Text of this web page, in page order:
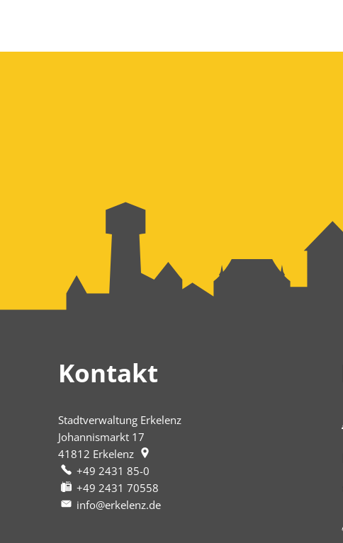
Kontakt
Stadtverwaltung Erkelenz
Johannismarkt 17
41812 Erkelenz
+49 2431 85-0
+49 2431 70558
info@erkelenz.de